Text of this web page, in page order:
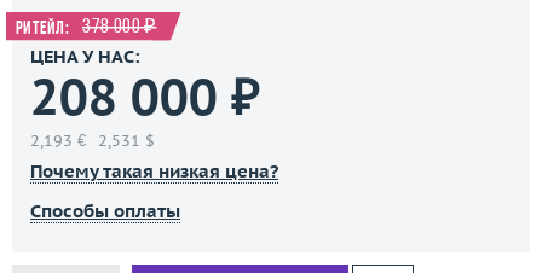
Ритейл: 378 000 ₽
ЦЕНА У НАС:
208 000 ₽
2,193 € 2,531 $
Почему такая низкая цена?
Способы оплаты